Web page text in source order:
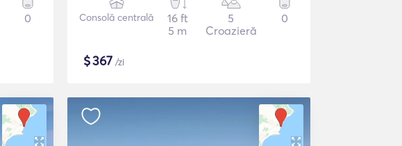
0 Consolă centrală
16 ft
5 m
5
Croazieră
0
$367 /zi